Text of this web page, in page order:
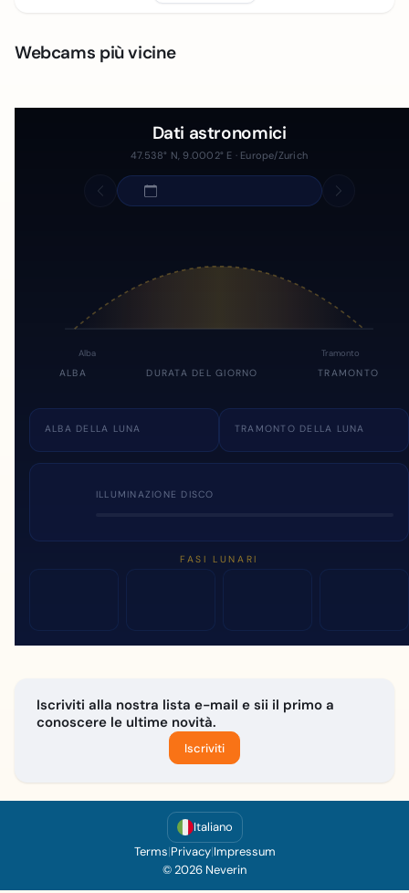
Webcams più vicine
Dati astronomici
47.538° N, 9.0002° E · Europe/Zurich
Alba Tramonto
ALBA DURATA DEL GIORNO TRAMONTO
ALBA DELLA LUNA TRAMONTO DELLA LUNA
ILLUMINAZIONE DISCO
FASI LUNARI
Iscriviti alla nostra lista e-mail e sii il primo a
conoscere le ultime novità.
Iscriviti
Italiano
Terms|Privacy|Impressum
© 2026 Neverin